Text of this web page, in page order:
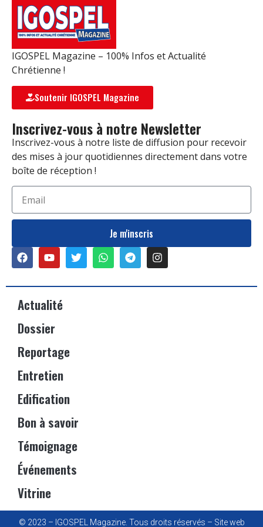
IGOSPEL Magazine – 100% Infos et Actualité
Chrétienne !
Soutenir IGOSPEL Magazine
Inscrivez-vous à notre Newsletter
Inscrivez-vous à notre liste de diffusion pour recevoir
des mises à jour quotidiennes directement dans votre
boîte de réception !
Je m'inscris
Actualité
Dossier
Reportage
Entretien
Edification
Bon à savoir
Témoignage
Événements
Vitrine
© 2023 – IGOSPEL Magazine. Tous droits réservés – Site web